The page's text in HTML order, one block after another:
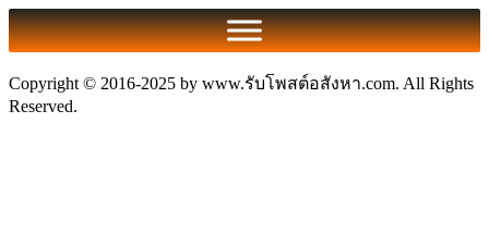
Copyright © 2016-2025 by www.รับโพสต์อสังหา.com. All Rights
Reserved.